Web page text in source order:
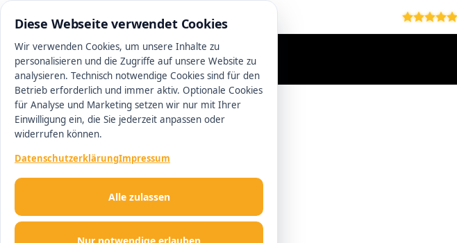
0511 13221100
Diese Webseite verwendet Cookies
Wir verwenden Cookies, um unsere Inhalte zu
personalisieren und die Zugriffe auf unsere Website zu
analysieren. Technisch notwendige Cookies sind für den
Betrieb erforderlich und immer aktiv. Optionale Cookies
für Analyse und Marketing setzen wir nur mit Ihrer
Einwilligung ein, die Sie jederzeit anpassen oder
widerrufen können.
DatenschutzerklärungImpressum
Nur notwendige erlauben
Alle zulassen